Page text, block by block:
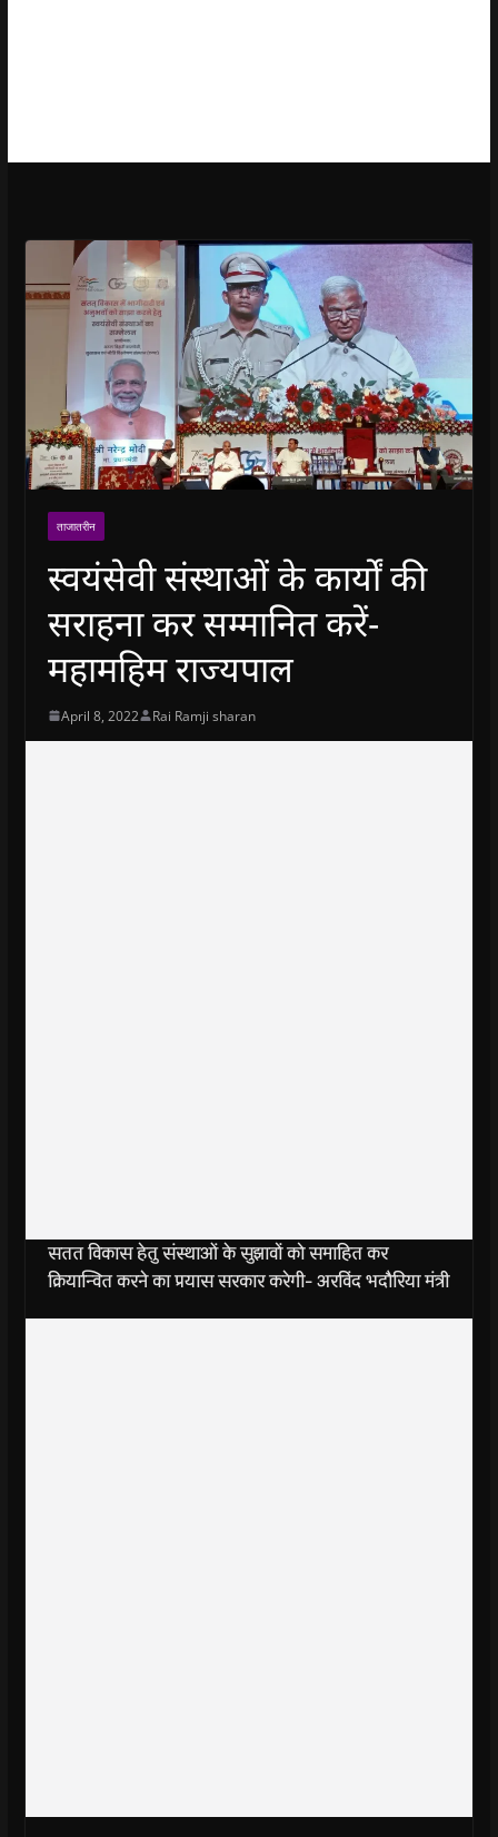
ताजातरीन
स्वयंसेवी संस्थाओं के कार्यों की
सराहना कर सम्मानित करें-
महामहिम राज्यपाल
April 8, 2022 Rai Ramji sharan
सतत विकास हेतु संस्थाओं के सुझावों को समाहित कर
क्रियान्वित करने का प्रयास सरकार करेगी- अरविंद भदौरिया मंत्री